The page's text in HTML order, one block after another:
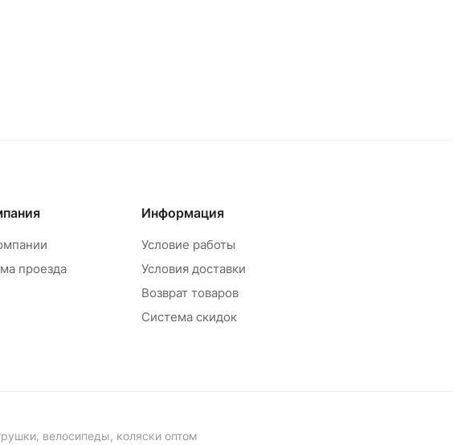
проезда
Информация
Условие работы
Условия доставки
Возврат товаров
Система скидок
велосипеды, коляски оптом